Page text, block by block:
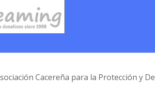
Cacereña para la Protección y